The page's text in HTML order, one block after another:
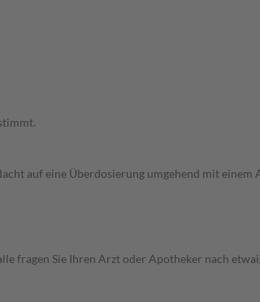
auf eine Überdosierung umgehend mit einem
fragen Sie Ihren Arzt oder Apotheker nach